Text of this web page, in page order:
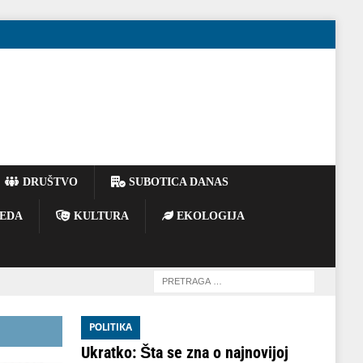
DRUŠTVO SUBOTICA DANAS
KULTURA EKOLOGIJA
POLITIKA
Ukratko: Šta se zna o najnovijoj